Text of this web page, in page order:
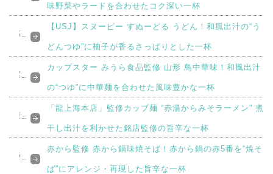
味野菜やラードを合わせたコク深い一杯
【USJ】スヌーピー すぬーどる うどん！和風出汁の“う
どんつゆ”に柚子が香るさっぱりとした一杯
カップスター みうら食品監修 山形 鳥中華味！和風出汁
の“つゆ”に中華麺を合わせた風味豊かな一杯
「龍上海本店」監修カップ麺 “赤湯からみそラーメン” 煮
干し出汁を利かせた銘店監修の旨辛な一杯
赤から監修 赤から鍋味焼そば！赤から鍋の赤5番を“焼そ
ば”にアレンジ・再現した旨辛な一杯